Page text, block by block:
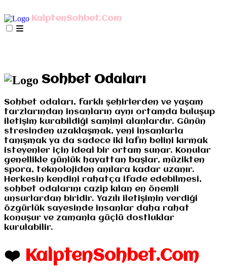
KalptenSohbet.Com
Sohbet Odaları
Sohbet odaları, farklı şehirlerden ve yaşam
tarzlarından insanların aynı ortamda buluşup
iletişim kurabildiği samimi alanlardır. Günün
stresinden uzaklaşmak, yeni insanlarla
tanışmak ya da sadece iki lafın belini kırmak
isteyenler için ideal bir ortam sunar. Konular
genellikle günlük hayattan başlar, müzikten
spora, teknolojiden anılara kadar uzanır.
Herkesin kendini rahatça ifade edebilmesi,
sohbet odalarını cazip kılan en önemli
unsurlardan biridir. Yazılı iletişimin verdiği
özgürlük sayesinde insanlar daha rahat
konuşur ve zamanla güçlü dostluklar
kurulabilir.
❤️ KalptenSohbet.Com